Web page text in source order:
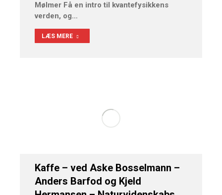
Mølmer Få en intro til kvantefysikkens
verden, og…
LÆS MERE
Kaffe – ved Aske Bosselmann –
Anders Barfod og Kjeld